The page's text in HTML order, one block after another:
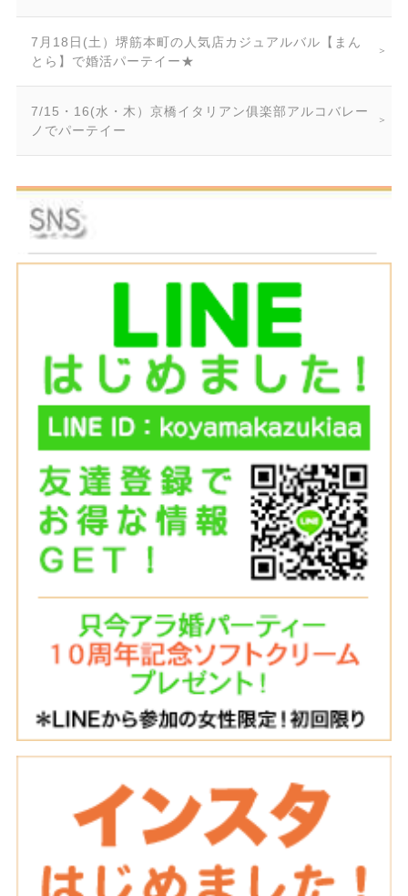
7月18日(土）堺筋本町の人気店カジュアルバル【まん
とら】で婚活パーテイー★
7/15・16(水・木）京橋イタリアン俱楽部アルコバレー
ノでパーテイー